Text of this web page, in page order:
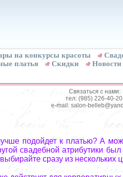
на конкурсы красоты
платья Скидки Новости
Связаться с нами:
тел: (985) 226-40-
e-mail: salon-
подойдет к платью? А
свадебной атрибутики
сразу из нескольких